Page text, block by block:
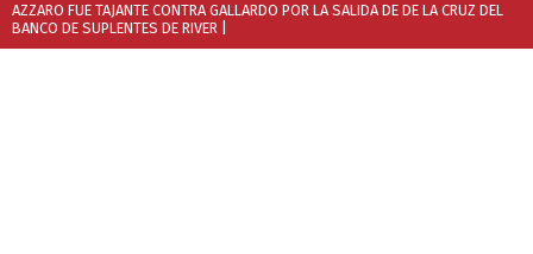
AZZARO FUE TAJANTE CONTRA GALLARDO POR LA SALIDA DE DE LA CRUZ DEL
BANCO DE SUPLENTES DE RIVER